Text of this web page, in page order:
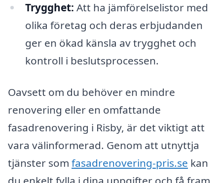
Trygghet: Att ha jämförelselistor med
olika företag och deras erbjudanden
ger en ökad känsla av trygghet och
kontroll i beslutsprocessen.
Oavsett om du behöver en mindre
renovering eller en omfattande
fasadrenovering i Risby, är det viktigt att
vara välinformerad. Genom att utnyttja
tjänster som fasadrenovering-pris.se kan